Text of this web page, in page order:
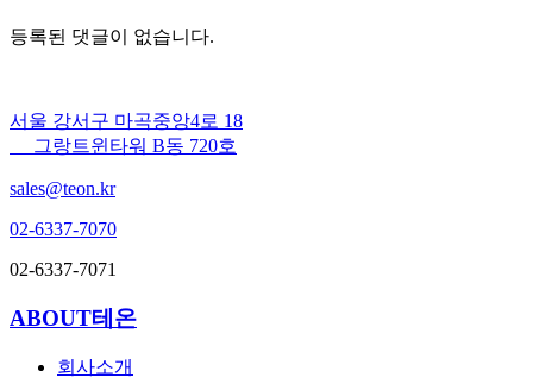
등록된 댓글이 없습니다.
서울 강서구 마곡중앙4로 18
그랑트윈타워 B동 720호
sales@teon.kr
02-6337-7070
02-6337-7071
ABOUT테온
회사소개